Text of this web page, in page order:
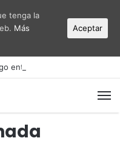
tenga la
Más
Aceptar